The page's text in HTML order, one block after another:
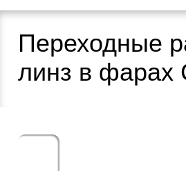
Переходные
линз в фарах